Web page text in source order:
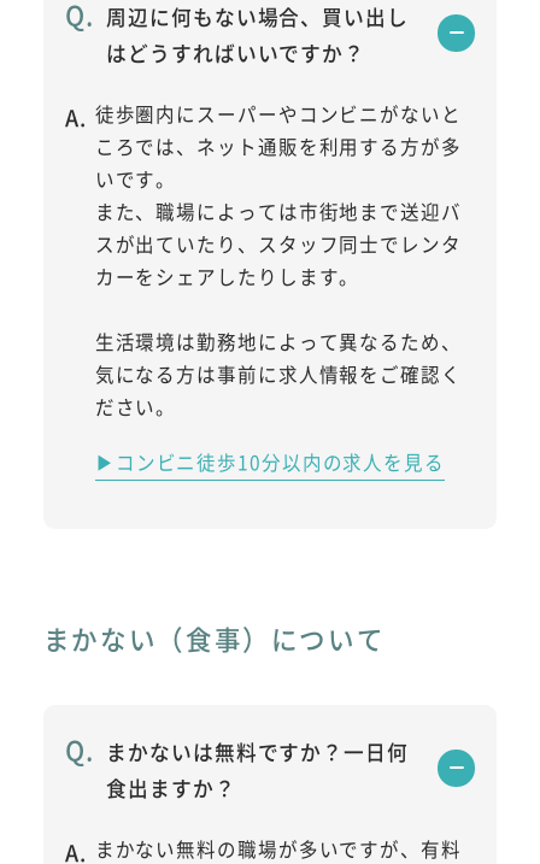
周辺に何もない場合、買い出し
はどうすればいいですか？
徒歩圏内にスーパーやコンビニがないと
ころでは、ネット通販を利用する方が多
いです。
また、職場によっては市街地まで送迎バ
スが出ていたり、スタッフ同士でレンタ
カーをシェアしたりします。
生活環境は勤務地によって異なるため、
気になる方は事前に求人情報をご確認く
ださい。
▶コンビニ徒歩10分以内の求人を見る
まかない（食事）について
まかないは無料ですか？一日何
食出ますか？
まかない無料の職場が多いですが、有料